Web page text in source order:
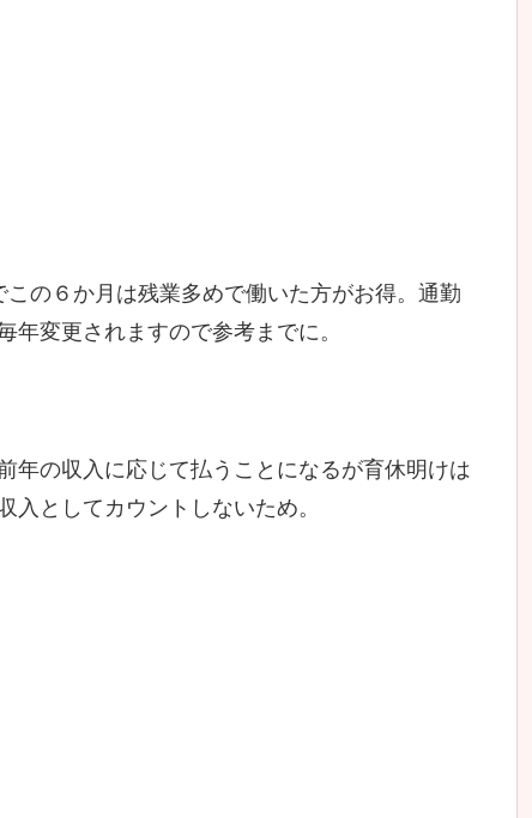
の６か月は残業多めで働いた方がお得。通勤
変更されますので参考までに。
年の収入に応じて払うことになるが育休明けは
としてカウントしないため。